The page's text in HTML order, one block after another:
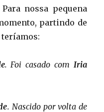
nossa pequena
partindo de
. Foi casado com Iria
. Nascido por volta de